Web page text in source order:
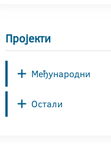
Пројекти
Међународни
Остали